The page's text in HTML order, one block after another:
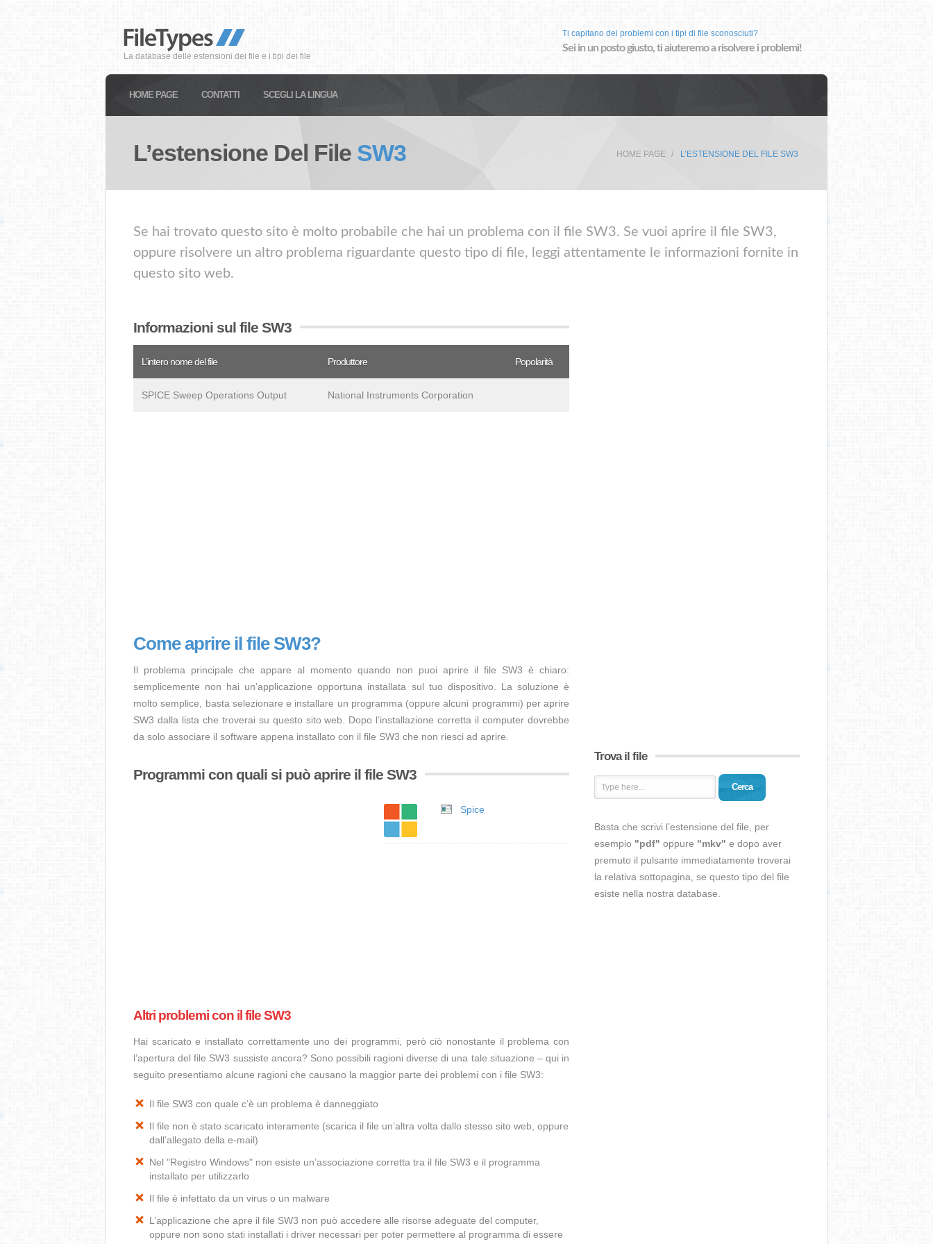
La database delle estensioni dei file e i tipi dei file
Ti capitano dei problemi con i tipi di file sconosciuti?
Sei in un posto giusto, ti aiuteremo a risolvere i problemi!
HOME PAGE CONTATTI SCEGLI LA LINGUA
L’estensione Del File SW3 HOME PAGE L’ESTENSIONE DEL FILE SW3
Se hai trovato questo sito è molto probabile che hai un problema con il file SW3. Se vuoi aprire il file SW3,
oppure risolvere un altro problema riguardante questo tipo di file, leggi attentamente le informazioni fornite in
questo sito web.
Informazioni sul file SW3
L’intero nome del file Produttore Popolarità
SPICE Sweep Operations Output National Instruments Corporation
Come aprire il file SW3?
Il problema principale che appare al momento quando non puoi aprire il file SW3 è chiaro:
semplicemente non hai un’applicazione opportuna installata sul tuo dispositivo. La soluzione è
molto semplice, basta selezionare e installare un programma (oppure alcuni programmi) per aprire
SW3 dalla lista che troverai su questo sito web. Dopo l’installazione corretta il computer dovrebbe
da solo associare il software appena installato con il file SW3 che non riesci ad aprire.
Programmi con quali si può aprire il file SW3
Spice
Altri problemi con il file SW3
Hai scaricato e installato correttamente uno dei programmi, però ciò nonostante il problema con
l’apertura del file SW3 sussiste ancora? Sono possibili ragioni diverse di una tale situazione – qui in
seguito presentiamo alcune ragioni che causano la maggior parte dei problemi con i file SW3:
Il file SW3 con quale c’è un problema è danneggiato
Il file non è stato scaricato interamente (scarica il file un’altra volta dallo stesso sito web, oppure
dall’allegato della e-mail)
Nel "Registro Windows" non esiste un’associazione corretta tra il file SW3 e il programma
installato per utilizzarlo
Il file è infettato da un virus o un malware
L’applicazione che apre il file SW3 non può accedere alle risorse adeguate del computer,
oppure non sono stati installati i driver necessari per poter permettere al programma di essere
Trova il file
Cerca
Basta che scrivi l’estensione del file, per
esempio "pdf" oppure "mkv" e dopo aver
premuto il pulsante immediatamente troverai
la relativa sottopagina, se questo tipo del file
esiste nella nostra database.